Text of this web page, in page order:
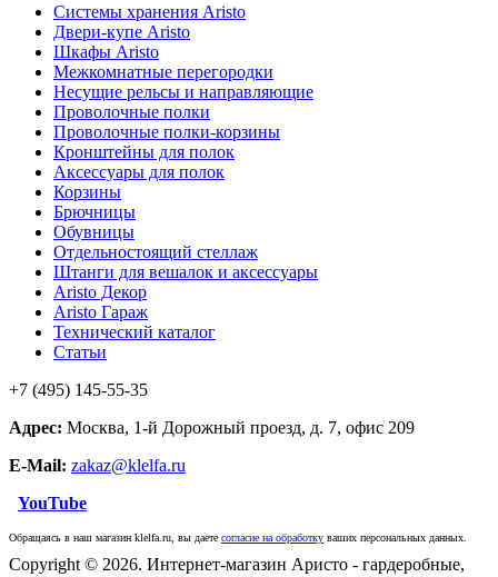
Системы хранения Aristo
Двери-купе Aristo
Шкафы Aristo
Межкомнатные перегородки
Несущие рельсы и направляющие
Проволочные полки
Проволочные полки-корзины
Кронштейны для полок
Аксессуары для полок
Корзины
Брючницы
Обувницы
Отдельностоящий стеллаж
Штанги для вешалок и аксессуары
Aristo Декор
Aristo Гараж
Технический каталог
Статьи
+7 (495) 145-55-35
Адрес: Москва, 1-й Дорожный проезд, д. 7, офис 209
E-Mail: zakaz@klelfa.ru
YouTube
Обращаясь в наш магазин klelfa.ru, вы даете согласие на обработку ваших персональных данных.
Copyright © 2026. Интернет-магазин Аристо - гардеробные,